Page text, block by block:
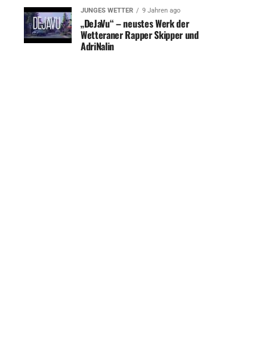
JUNGES WETTER 9 Jahren ago
„DeJaVu“ – neustes Werk der
Wetteraner Rapper Skipper und
AdriNalin